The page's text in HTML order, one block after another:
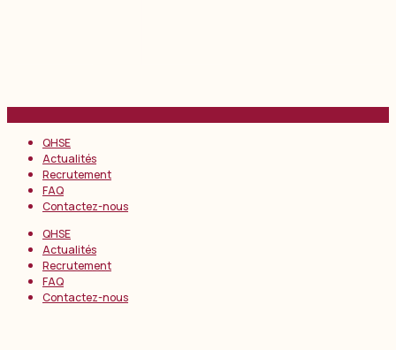
QHSE
Actualités
Recrutement
FAQ
Contactez-nous
QHSE
Actualités
Recrutement
FAQ
Contactez-nous